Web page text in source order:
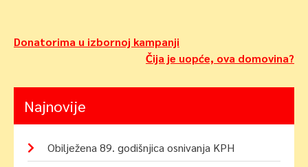
Navigacija
Donatorima u izbornoj kampanji
Čija je uopće, ova domovina?
Najnovije
Obilježena 89. godišnjica osnivanja KPH